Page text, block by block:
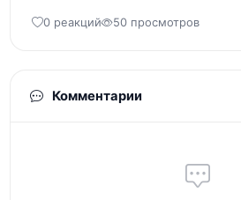
0 реакций 50 просмотров
Комментарии